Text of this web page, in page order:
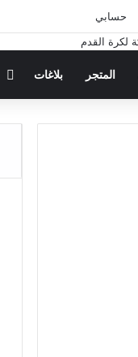
حسابي
المتجر بلاغات